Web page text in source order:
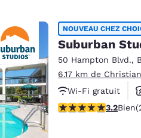
NOUVEAU CHEZ
Suburban
50 Hampton Blvd.,
6.17 km de
Wi-Fi gratuit
Animaux
3.2 étoiles. Bien. 20
3.2Bien